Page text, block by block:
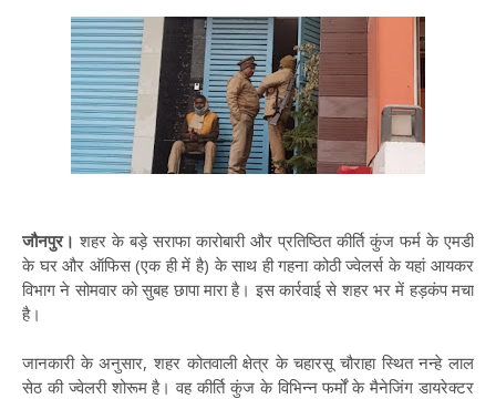
जौनपुर। शहर के बड़े सराफा कारोबारी और प्रतिष्ठित कीर्ति कुंज फर्म के एमडी
के घर और ऑफिस (एक ही में है) के साथ ही गहना कोठी ज्वेलर्स के यहां आयकर
विभाग ने सोमवार को सुबह छापा मारा है। इस कार्रवाई से शहर भर में हड़कंप मचा
है।
जानकारी के अनुसार, शहर कोतवाली क्षेत्र के चहारसू चौराहा स्थित नन्हे लाल
सेठ की ज्वेलरी शोरूम है। वह कीर्ति कुंज के विभिन्न फर्मों के मैनेजिंग डायरेक्टर